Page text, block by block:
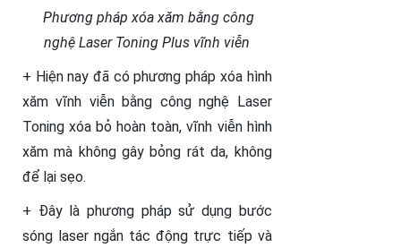
Phương pháp xóa xăm bằng công
nghệ Laser Toning Plus vĩnh viễn
+ Hiện nay đã có phương pháp xóa hình
xăm vĩnh viễn bằng công nghệ Laser
Toning xóa bỏ hoàn toàn, vĩnh viễn hình
xăm mà không gây bỏng rát da, không
để lại sẹo.
+ Đây là phương pháp sử dụng bước
sóng laser ngắn tác động trực tiếp và